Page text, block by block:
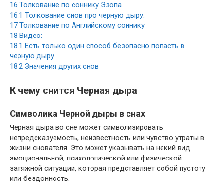
16 Толкование по соннику Эзопа
16.1 Толкование снов про черную дыру:
17 Толкование по Английскому соннику
18 Видео:
18.1 Есть только один способ безопасно попасть в
черную дыру
18.2 Значения других снов
К чему снится Черная дыра
Символика Черной дыры в снах
Черная дыра во сне может символизировать
непредсказуемость, неизвестность или чувство утраты в
жизни снователя. Это может указывать на некий вид
эмоциональной, психологической или физической
затяжной ситуации, которая представляет собой пустоту
или бездонность.